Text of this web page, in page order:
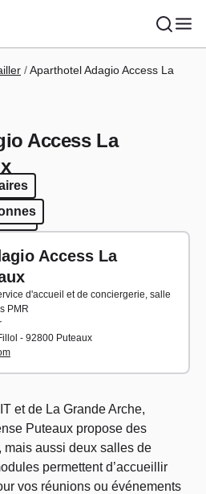
Aparthotel Adagio Access La
Access La
Access La
d'accueil et de conciergerie, salle
PMR
- 92800 Puteaux
et de La Grande Arche,
Puteaux propose des
mais aussi deux salles de
permettent d’accueillir
vos réunions ou événements